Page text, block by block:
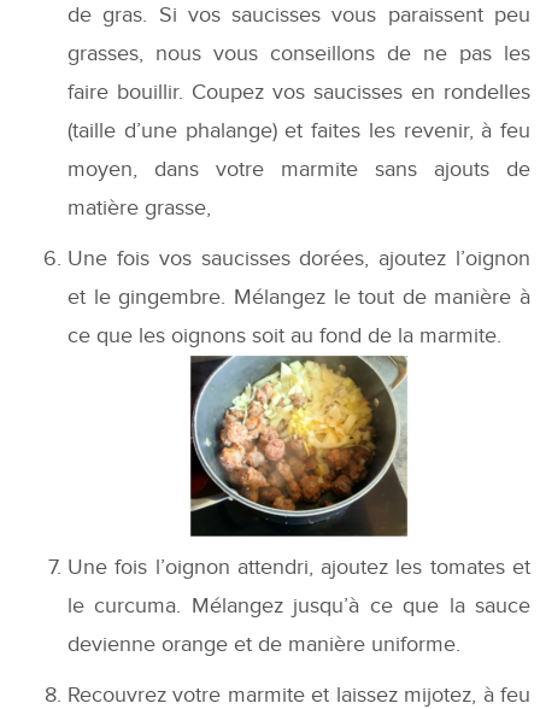
de gras. Si vos saucisses vous paraissent peu
grasses, nous vous conseillons de ne pas les
faire bouillir. Coupez vos saucisses en rondelles
(taille d’une phalange) et faites les revenir, à feu
moyen, dans votre marmite sans ajouts de
matière grasse,
Une fois vos saucisses dorées, ajoutez l’oignon
et le gingembre. Mélangez le tout de manière à
ce que les oignons soit au fond de la marmite.
Une fois l’oignon attendri, ajoutez les tomates et
le curcuma. Mélangez jusqu’à ce que la sauce
devienne orange et de manière uniforme.
Recouvrez votre marmite et laissez mijotez, à feu